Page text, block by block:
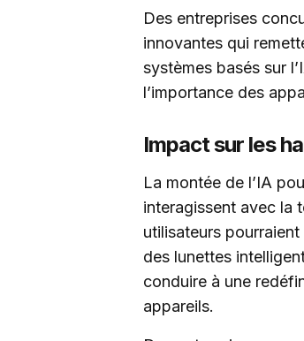
Des entreprises
innovantes qui
systèmes basés sur
l’importance des
Impact sur les
La montée de l’IA
interagissent avec la
utilisateurs
des lunettes
conduire à une
appareils.